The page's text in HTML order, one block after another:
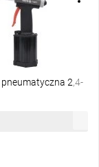
2,4-